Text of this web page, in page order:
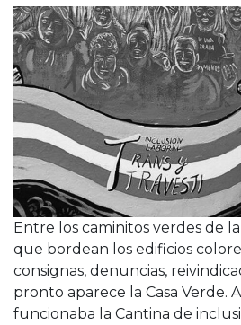
Entre los caminitos verdes de
que bordean los edificios
consignas, denuncias,
pronto aparece la Casa Verde.
funcionaba la Cantina de